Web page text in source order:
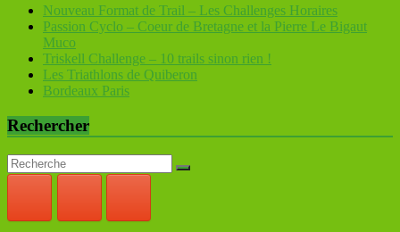
Nouveau Format de Trail – Les Challenges Horaires
Passion Cyclo – Coeur de Bretagne et la Pierre Le Bigaut
Muco
Triskell Challenge – 10 trails sinon rien !
Les Triathlons de Quiberon
Bordeaux Paris
Rechercher